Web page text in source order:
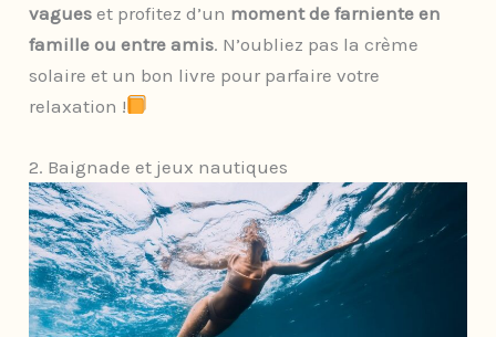
vagues et profitez d’un moment de farniente en
famille ou entre amis. N’oubliez pas la crème
solaire et un bon livre pour parfaire votre
relaxation !
2. Baignade et jeux nautiques